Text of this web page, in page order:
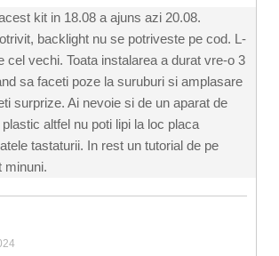
kit in 18.08 a ajuns azi 20.08.
backlight nu se potriveste pe cod. L-
cel vechi. Toata instalarea a durat vre-o 3
sa faceti poze la suruburi si amplasare
surprize. Ai nevoie si de un aparat de
altfel nu poti lipi la loc placa
tastaturii. In rest un tutorial de pe
minuni.